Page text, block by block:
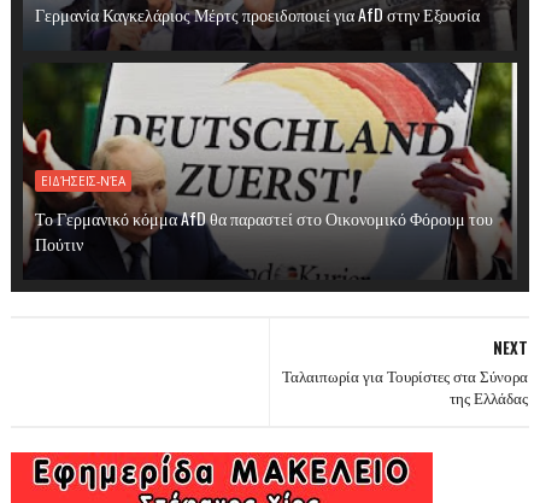
Γερμανία Καγκελάριος Μέρτς προειδοποιεί για AfD στην Εξουσία
ΕΙΔΉΣΕΙΣ-ΝΈΑ
Το Γερμανικό κόμμα AfD θα παραστεί στο Οικονομικό Φόρουμ του
Πούτιν
NEXT
Ταλαιπωρία για Τουρίστες στα Σύνορα
της Ελλάδας